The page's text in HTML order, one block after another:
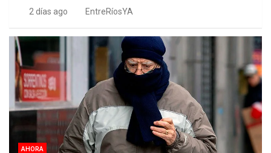
2 días ago EntreRíosYA
AHORA